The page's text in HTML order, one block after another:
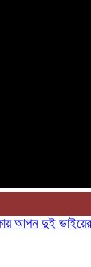
দুই ভাইয়ের